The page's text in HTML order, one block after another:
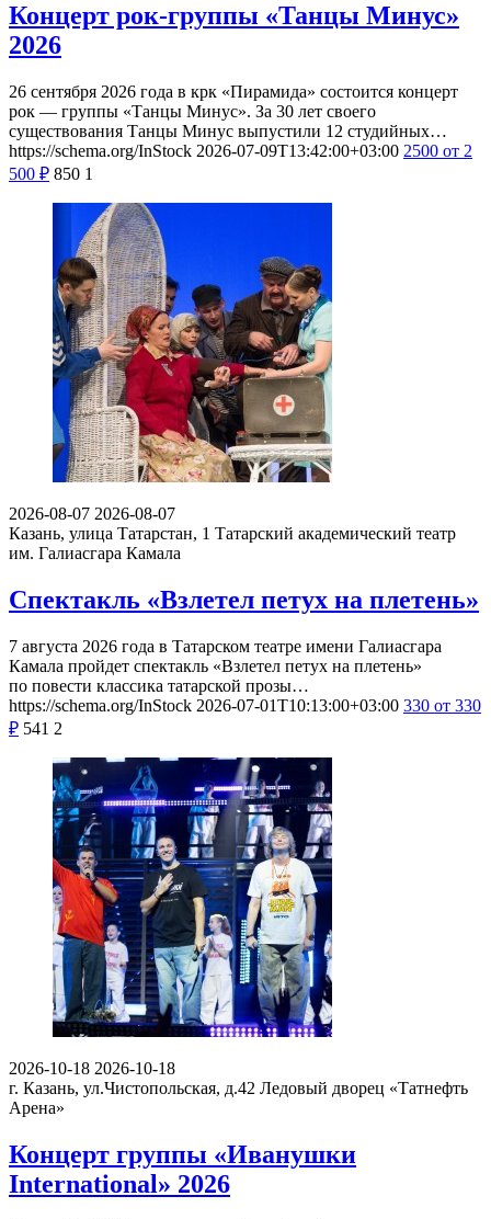
Концерт рок-группы «Танцы Минус»
2026
26 сентября 2026 года в крк «Пирамида» состоится концерт
рок — группы «Танцы Минус». За 30 лет своего
существования Танцы Минус выпустили 12 студийных…
https://schema.org/InStock 2026-07-09T13:42:00+03:00 2500 от 2
500 ₽ 850 1
2026-08-07 2026-08-07
Казань, улица Татарстан, 1 Татарский академический театр
им. Галиасгара Камала
Спектакль «Взлетел петух на плетень»
7 августа 2026 года в Татарском театре имени Галиасгара
Камала пройдет спектакль «Взлетел петух на плетень»
по повести классика татарской прозы…
https://schema.org/InStock 2026-07-01T10:13:00+03:00 330 от 330
₽ 541 2
2026-10-18 2026-10-18
г. Казань, ул.Чистопольская, д.42 Ледовый дворец «Татнефть
Арена»
Концерт группы «Иванушки
International» 2026